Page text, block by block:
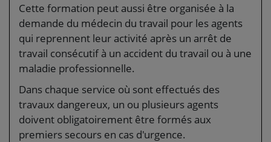
Cette formation peut aussi être organisée à la
demande du médecin du travail pour les agents
qui reprennent leur activité après un arrêt de
travail consécutif à un accident du travail ou à une
maladie professionnelle.
Dans chaque service où sont effectués des
travaux dangereux, un ou plusieurs agents
doivent obligatoirement être formés aux
premiers secours en cas d'urgence.